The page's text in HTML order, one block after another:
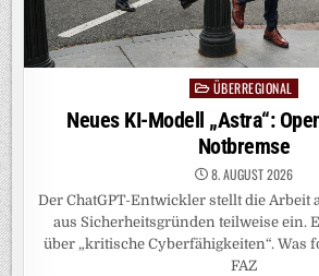
Posted
in
ÜBERREGIONAL
Neues KI-Modell „Astra“:
Notbremse
8. AUGUST 2026
Der ChatGPT-Entwickler stellt die Arbeit
aus Sicherheitsgründen teilweise ein.
über „kritische Cyberfähigkeiten“. Was
FAZ